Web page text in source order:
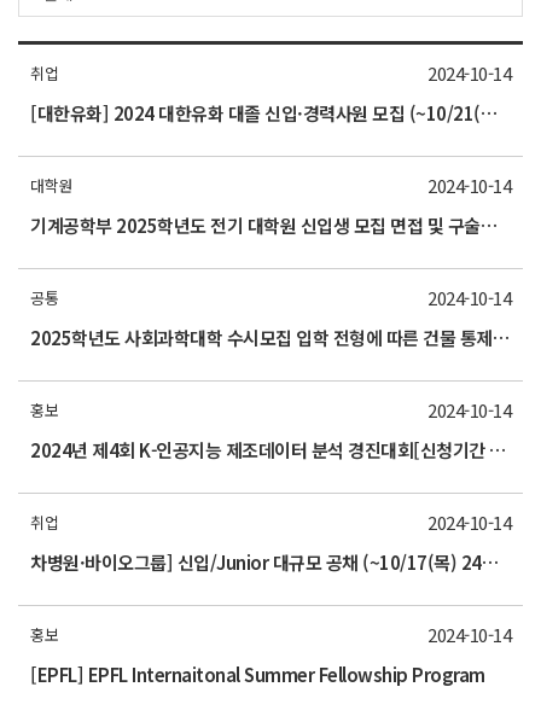
취업
[대한유화] 2024 대한유화 대졸 신입·경력사원 모집 (~10/21(월) 23시까지)
2024-10-14
대학원
기계공학부 2025학년도 전기 대학원 신입생 모집 면접 및 구술고사 안내(10/18)
2024-10-14
공통
2025학년도 사회과학대학 수시모집 입학 전형에 따른 건물 통제 알림
2024-10-14
홍보
2024년 제4회 K-인공지능 제조데이터 분석 경진대회[신청기간 : 10/14(월)~10/23(수)]
2024-10-14
취업
차병원·바이오그룹] 신입/Junior 대규모 공채 (~10/17(목) 24시까지) 홍보
2024-10-14
홍보
[EPFL] EPFL Internaitonal Summer Fellowship Program
2024-10-14